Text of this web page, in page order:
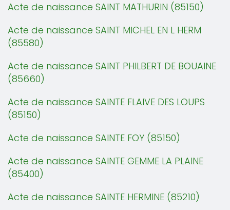
Acte de naissance SAINT MATHURIN (85150)
Acte de naissance SAINT MICHEL EN L HERM
(85580)
Acte de naissance SAINT PHILBERT DE BOUAINE
(85660)
Acte de naissance SAINTE FLAIVE DES LOUPS
(85150)
Acte de naissance SAINTE FOY (85150)
Acte de naissance SAINTE GEMME LA PLAINE
(85400)
Acte de naissance SAINTE HERMINE (85210)